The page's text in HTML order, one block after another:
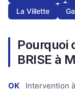
La Villette
Pourquoi
BRISE à
OK
Intervention